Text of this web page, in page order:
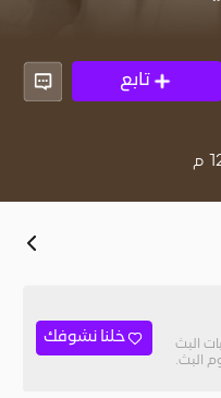
تابع
البث
البث.
خلنا نشوفك